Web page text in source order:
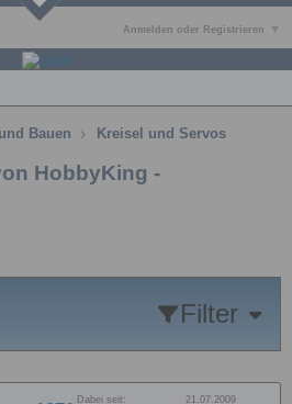
Anmelden oder Registrieren
Bauen Kreisel und Servos
HobbyKing -
Filter
Dabei seit:
21.07.2009